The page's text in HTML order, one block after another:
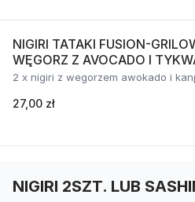
NIGIRI TATAKI FUSION-
WĘGORZ Z AVOCADO I
2 x nigiri z wegorzem awokado i
27,00 zł
NIGIRI 2SZT. LUB